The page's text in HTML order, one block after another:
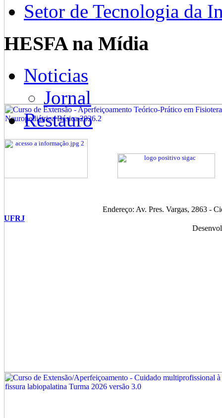
Setor de Tecnologia da
HESFA na Mídia
Noticias
Jornal
Restauro
Endereço: Av. Pres. Vargas, 2863 -
UFRJ